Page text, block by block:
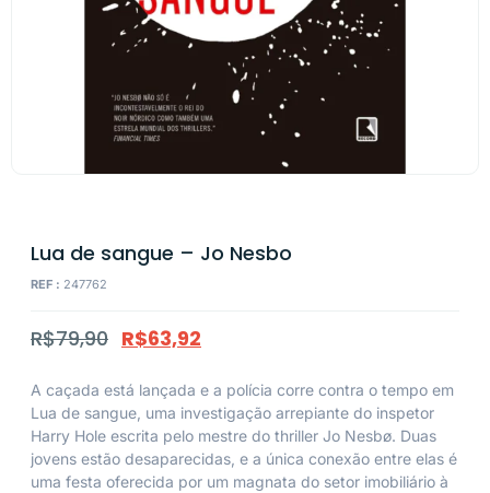
Lua de sangue – Jo Nesbo
REF : 247762
R$79,90 R$63,92
A caçada está lançada e a polícia corre contra o tempo em
Lua de sangue, uma investigação arrepiante do inspetor
Harry Hole escrita pelo mestre do thriller Jo Nesbø. Duas
jovens estão desaparecidas, e a única conexão entre elas é
uma festa oferecida por um magnata do setor imobiliário à